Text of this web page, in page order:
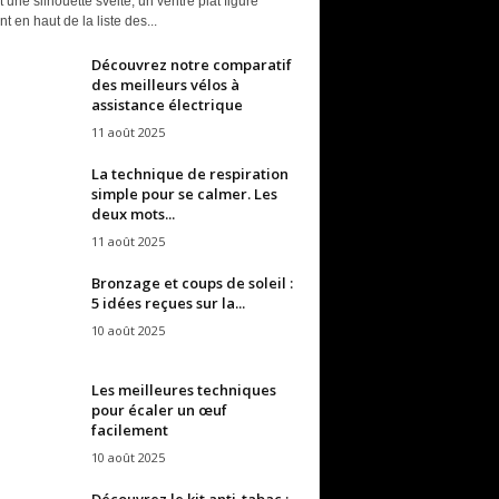
en haut de la liste des...
Découvrez notre comparatif
des meilleurs vélos à
assistance électrique
11 août 2025
La technique de respiration
simple pour se calmer. Les
deux mots...
11 août 2025
Bronzage et coups de soleil :
5 idées reçues sur la...
10 août 2025
Les meilleures techniques
pour écaler un œuf
facilement
10 août 2025